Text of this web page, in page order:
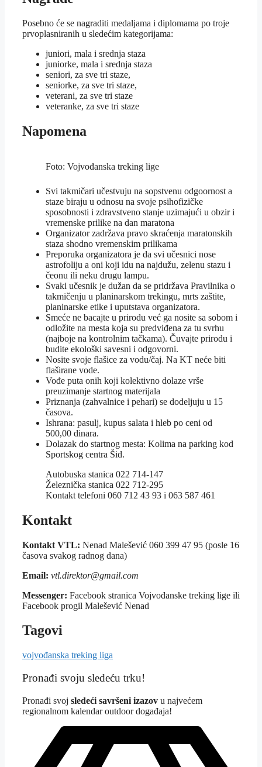
Posebno će se nagraditi medaljama i diplomama po troje
prvoplasniranih u sledećim kategorijama:
juniori, mala i srednja staza
juniorke, mala i srednja staza
seniori, za sve tri staze,
seniorke, za sve tri staze,
veterani, za sve tri staze
veteranke, za sve tri staze
Napomena
Foto: Vojvođanska treking lige
Svi takmičari učestvuju na sopstvenu odgoornost a
staze biraju u odnosu na svoje psihofizičke
sposobnosti i zdravstveno stanje uzimajući u obzir i
vremenske prilike na dan maratona
Organizator zadržava pravo skraćenja maratonskih
staza shodno vremenskim prilikama
Preporuka organizatora je da svi učesnici nose
astrofoliju a oni koji idu na najdužu, zelenu stazu i
čeonu ili neku drugu lampu.
Svaki učesnik je dužan da se pridržava Pravilnika o
takmičenju u planinarskom trekingu, mrts zaštite,
planinarske etike i uputstava organizatora.
Smeće ne bacajte u prirodu već ga nosite sa sobom i
odložite na mesta koja su predviđena za tu svrhu
(najboje na kontrolnim tačkama). Čuvajte prirodu i
budite ekološki savesni i odgovorni.
Nosite svoje flašice za vodu/čaj. Na KT neće biti
flaširane vode.
Vođe puta onih koji kolektivno dolaze vrše
preuzimanje startnog materijala
Priznanja (zahvalnice i pehari) se dodeljuju u 15
časova.
Ishrana: pasulj, kupus salata i hleb po ceni od
500,00 dinara.
Dolazak do startnog mesta: Kolima na parking kod
Sportskog centra Šid.
Autobuska stanica 022 714-147
Železnička stanica 022 712-295
Kontakt telefoni 060 712 43 93 i 063 587 461
Kontakt
Kontakt VTL: Nenad Malešević 060 399 47 95 (posle 16
časova svakog radnog dana)
Email: vtl.direktor@gmail.com
Messenger: Facebook stranica Vojvođanske treking lige ili
Facebook progil Malešević Nenad
Tagovi
vojvođanska treking liga
Pronađi svoju sledeću trku!
Pronađi svoj sledeći savršeni izazov u najvećem
regionalnom kalendar outdoor događaja!